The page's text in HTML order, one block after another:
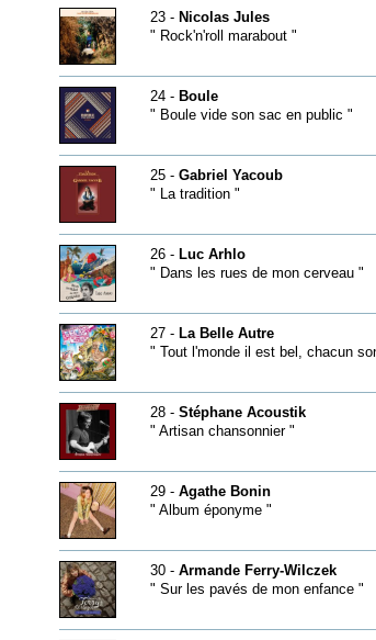
23 - Nicolas Jules
" Rock'n'roll marabout "
24 - Boule
" Boule vide son sac en public "
25 - Gabriel Yacoub
" La tradition "
26 - Luc Arhlo
" Dans les rues de mon cerveau "
27 - La Belle Autre
" Tout l'monde il est bel, chacun
28 - Stéphane Acoustik
" Artisan chansonnier "
29 - Agathe Bonin
" Album éponyme "
30 - Armande Ferry-Wilczek
" Sur les pavés de mon enfance "